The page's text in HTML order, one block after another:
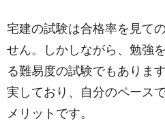
宅建の試験は合格率を見て
せん。しかしながら、勉強
る難易度の試験でもありま
実しており、自分のペース
メリットです。